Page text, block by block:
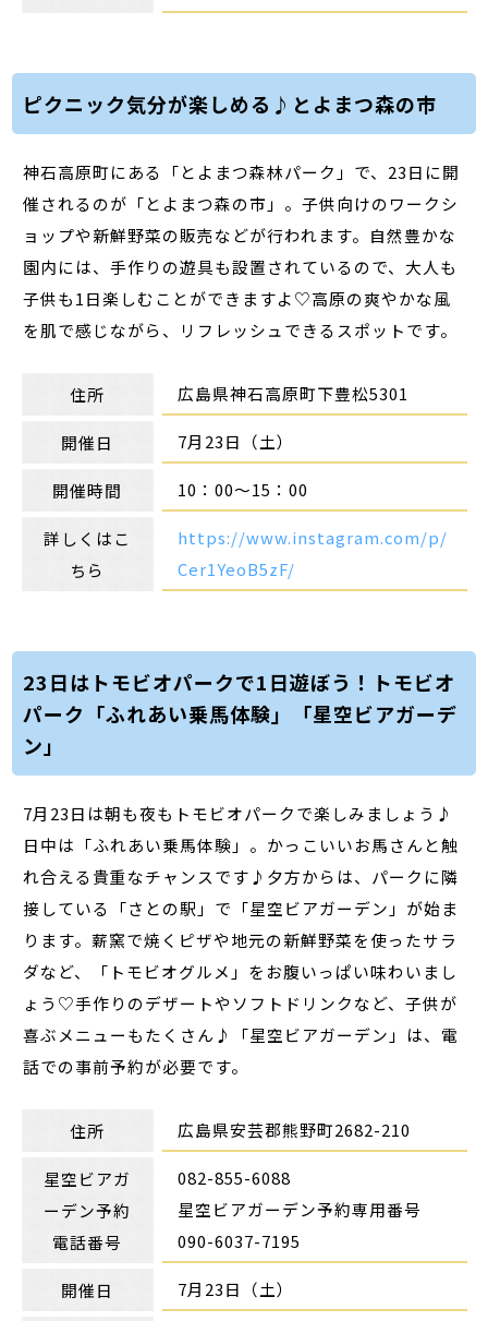
ピクニック気分が楽しめる♪とよまつ森の市
神石高原町にある「とよまつ森林パーク」で、23日に開
催されるのが「とよまつ森の市」。子供向けのワークシ
ョップや新鮮野菜の販売などが行われます。自然豊かな
園内には、手作りの遊具も設置されているので、大人も
子供も1日楽しむことができますよ♡高原の爽やかな風
を肌で感じながら、リフレッシュできるスポットです。
住所 広島県神石高原町下豊松5301
開催日 7月23日（土）
開催時間 10：00～15：00
詳しくはこ
ちら
https://www.instagram.com/p/
Cer1YeoB5zF/
23日はトモビオパークで1日遊ぼう！トモビオ
パーク「ふれあい乗馬体験」「星空ビアガーデ
ン」
7月23日は朝も夜もトモビオパークで楽しみましょう♪
日中は「ふれあい乗馬体験」。かっこいいお馬さんと触
れ合える貴重なチャンスです♪夕方からは、パークに隣
接している「さとの駅」で「星空ビアガーデン」が始ま
ります。薪窯で焼くピザや地元の新鮮野菜を使ったサラ
ダなど、「トモビオグルメ」をお腹いっぱい味わいまし
ょう♡手作りのデザートやソフトドリンクなど、子供が
喜ぶメニューもたくさん♪「星空ビアガーデン」は、電
話での事前予約が必要です。
住所 広島県安芸郡熊野町2682-210
星空ビアガ
ーデン予約
電話番号
082-855-6088
星空ビアガーデン予約専用番号
090-6037-7195
開催日 7月23日（土）